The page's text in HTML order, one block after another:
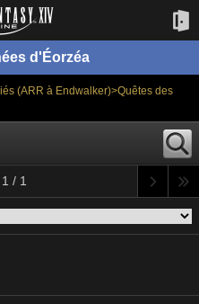
d'Éorzéa
(ARR à Endwalker)>Quêtes des
/ 1